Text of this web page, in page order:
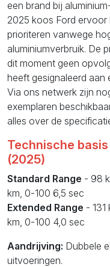
een brand bij
2025 koos Ford
prioriteren vanwege
aluminiumverbruik. De
dit moment geen
heeft gesignaleerd aan
Via ons netwerk zijn
exemplaren
alles over de
Technische
(2025)
Standard Range - 98
km, 0-100 6,5 sec
Extended Range - 131
km, 0-100 4,0 sec
Aandrijving: Dubbele
uitvoeringen.